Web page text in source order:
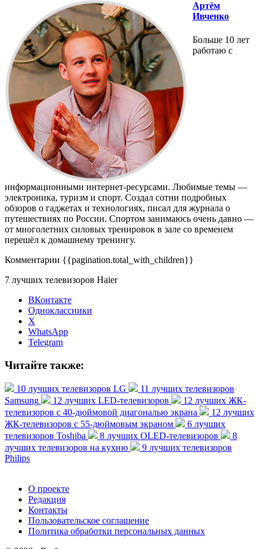
Артём
Ивченко
Больше 10 лет
работаю с
информационными интернет-ресурсами. Любимые темы —
электроника, туризм и спорт. Создал сотни подробных
обзоров о гаджетах и технологиях, писал для журнала о
путешествиях по России. Спортом занимаюсь очень давно —
от многолетних силовых тренировок в зале со временем
перешёл к домашнему тренингу.
Комментарии {{pagination.total_with_children}}
7 лучших телевизоров Haier
ВКонтакте
Одноклассники
X
WhatsApp
Telegram
Читайте также:
10 лучших телевизоров LG
11 лучших телевизоров
Samsung
12 лучших LED-телевизоров
12 лучших ЖК-
телевизоров с 40-дюймовой диагональю экрана
12 лучших
ЖК-телевизоров с 55-дюймовым экраном
6 лучших
телевизоров Toshiba
8 лучших OLED-телевизоров
8
лучших телевизоров на кухню
9 лучших телевизоров
Philips
О проекте
Редакция
Контакты
Пользовательское соглашение
Политика обработки персональных данных